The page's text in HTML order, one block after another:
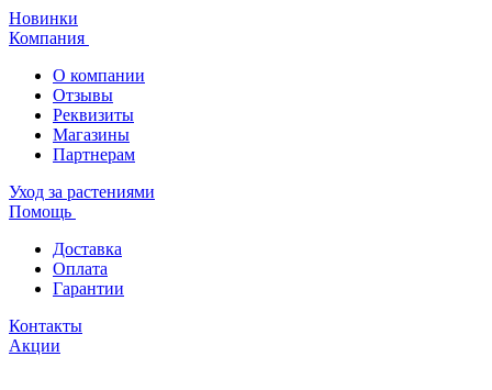
Новинки
Компания
О компании
Отзывы
Реквизиты
Магазины
Партнерам
Уход за растениями
Помощь
Доставка
Оплата
Гарантии
Контакты
Акции